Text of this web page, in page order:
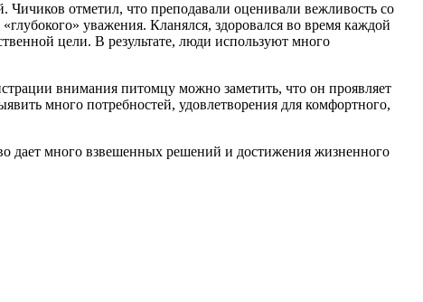
отметил, что преподавали оценивали вежливость со
уважения. Кланялся, здоровался во время каждой
цели. В результате, люди используют много
внимания питомцу можно заметить, что он проявляет
много потребностей, удовлетворения для комфортного,
дает много взвешенных решений и достижения жизненного